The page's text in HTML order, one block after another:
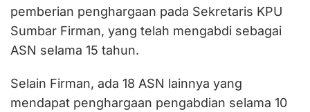
pemberian penghargaan pada Sekretaris KPU
Sumbar Firman, yang telah mengabdi sebagai
ASN selama 15 tahun.
Selain Firman, ada 18 ASN lainnya yang
mendapat penghargaan pengabdian selama 10